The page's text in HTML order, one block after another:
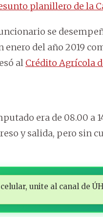
planillero de la
se
del año 2019
al Crédito Agrícola
era de 08.00 a
y salida, pero sin
unite al canal de